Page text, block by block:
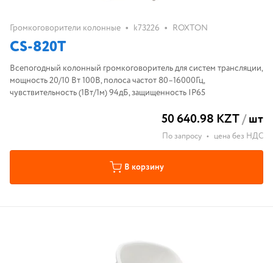
Громкоговорители колонные • k73226 • ROXTON
CS-820T
Всепогодный колонный громкоговоритель для систем трансляции,
мощность 20/10 Вт 100В, полоса частот 80–16000Гц,
чувствительность (1Вт/1м) 94дБ, защищенность IP65
50 640.98 KZT/шт
По запросу • цена без НДС
В корзину